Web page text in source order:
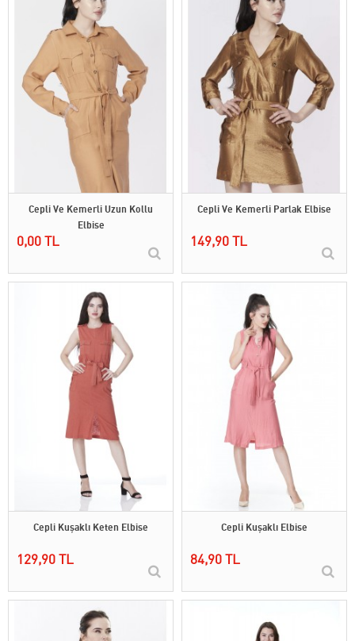
Cepli Ve Kemerli Uzun Kollu
Elbise
0,00 TL
Cepli Ve Kemerli Parlak Elbise
149,90 TL
Cepli Kuşaklı Keten Elbise
129,90 TL
Cepli Kuşaklı Elbise
84,90 TL